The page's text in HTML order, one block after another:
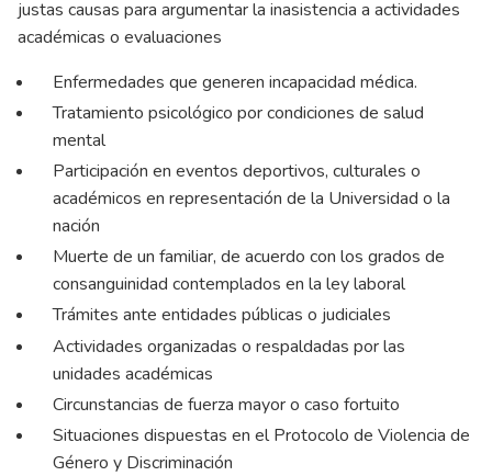
justas causas para argumentar la inasistencia a actividades
académicas o evaluaciones
Enfermedades que generen incapacidad médica.
Tratamiento psicológico por condiciones de salud
mental
Participación en eventos deportivos, culturales o
académicos en representación de la Universidad o la
nación
Muerte de un familiar, de acuerdo con los grados de
consanguinidad contemplados en la ley laboral
Trámites ante entidades públicas o judiciales
Actividades organizadas o respaldadas por las
unidades académicas
Circunstancias de fuerza mayor o caso fortuito
Situaciones dispuestas en el Protocolo de Violencia de
Género y Discriminación